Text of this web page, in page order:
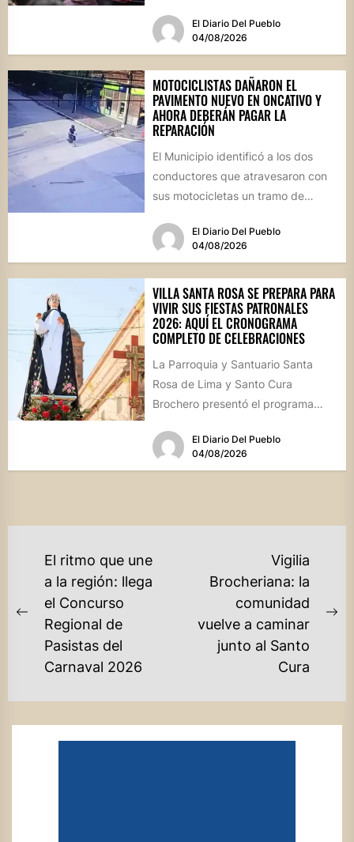
destinada a emprendedores,...
El Diario Del Pueblo
04/08/2026
MOTOCICLISTAS DAÑARON EL
PAVIMENTO NUEVO EN ONCATIVO Y
AHORA DEBERÁN PAGAR LA
REPARACIÓN
El Municipio identificó a los dos
conductores que atravesaron con
sus motocicletas un tramo de
calle...
El Diario Del Pueblo
04/08/2026
VILLA SANTA ROSA SE PREPARA PARA
VIVIR SUS FIESTAS PATRONALES
2026: AQUÍ EL CRONOGRAMA
COMPLETO DE CELEBRACIONES
La Parroquia y Santuario Santa
Rosa de Lima y Santo Cura
Brochero presentó el programa
El Diario Del Pueblo
04/08/2026
NAVEGACIÓN
ENTRADAS
Previous
post:
El ritmo que une
a la región: llega
el Concurso
Regional de
Pasistas del
Carnaval 2026
Vigilia
Brocheriana: la
comunidad
vuelve a caminar
junto al Santo
Cura